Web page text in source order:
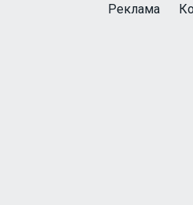
Реклама